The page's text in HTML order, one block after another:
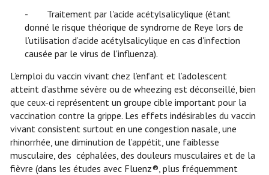
- Traitement par l'acide acétylsalicylique (étant
donné le risque théorique de syndrome de Reye lors de
l’utilisation d’acide acétylsalicylique en cas d'infection
causée par le virus de l'influenza).
L’emploi du vaccin vivant chez l’enfant et l’adolescent
atteint d’asthme sévère ou de wheezing est déconseillé, bien
que ceux-ci représentent un groupe cible important pour la
vaccination contre la grippe. Les effets indésirables du vaccin
vivant consistent surtout en une congestion nasale, une
rhinorrhée, une diminution de l’appétit, une faiblesse
musculaire, des céphalées, des douleurs musculaires et de la
fièvre (dans les études avec Fluenz®, plus fréquemment